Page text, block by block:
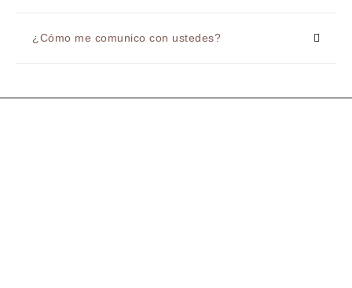
¿Cómo me comunico con ustedes?